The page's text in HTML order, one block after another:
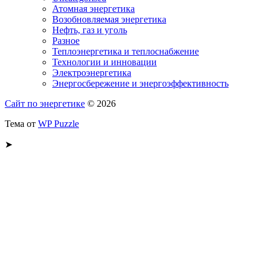
Атомная энергетика
Возобновляемая энергетика
Нефть, газ и уголь
Разное
Теплоэнергетика и теплоснабжение
Технологии и инновации
Электроэнергетика
Энергосбережение и энергоэффективность
Сайт по энергетике © 2026
Тема от WP Puzzle
➤